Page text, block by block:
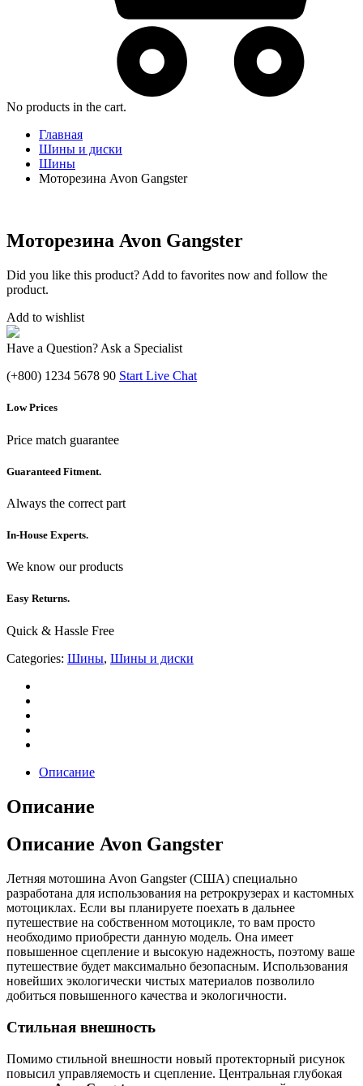
No products in the cart.
Главная
Шины и диски
Шины
Моторезина Avon Gangster
Моторезина Avon Gangster
Did you like this product? Add to favorites now and follow the
product.
Add to wishlist
Have a Question? Ask a Specialist
(+800) 1234 5678 90 Start Live Chat
Low Prices
Price match guarantee
Guaranteed Fitment.
Always the correct part
In-House Experts.
We know our products
Easy Returns.
Quick & Hassle Free
Categories: Шины, Шины и диски
Описание
Описание
Описание Avon Gangster
Летняя мотошина Avon Gangster (США) специально
разработана для использования на ретрокрузерах и кастомных
мотоциклах. Если вы планируете поехать в дальнее
путешествие на собственном мотоцикле, то вам просто
необходимо приобрести данную модель. Она имеет
повышенное сцепление и высокую надежность, поэтому ваше
путешествие будет максимально безопасным. Использования
новейших экологически чистых материалов позволило
добиться повышенного качества и экологичности.
Стильная внешность
Помимо стильной внешности новый протекторный рисунок
повысил управляемость и сцепление. Центральная глубокая